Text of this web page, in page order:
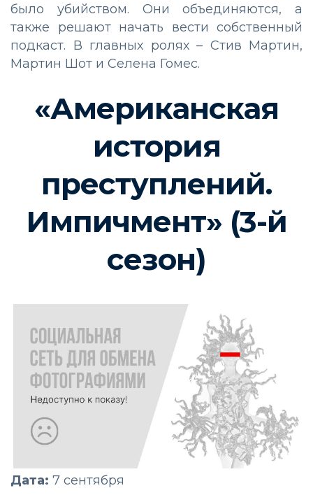
было убийством. Они объединяются, а
также решают начать вести собственный
подкаст. В главных ролях – Стив Мартин,
Мартин Шот и Селена Гомес.
«Американская
история
преступлений.
Импичмент» (3-й
сезон)
Дата: 7 сентября